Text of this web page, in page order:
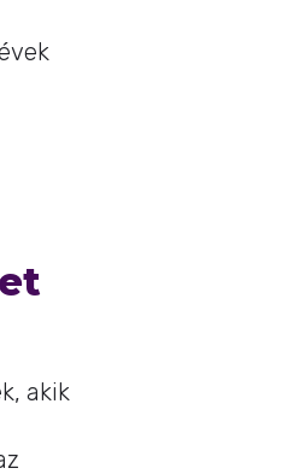
akik